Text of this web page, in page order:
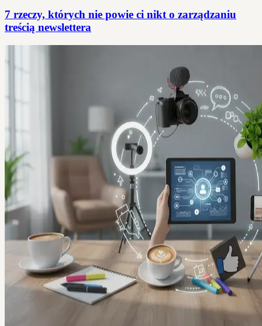
7 rzeczy, których nie powie ci nikt o zarządzaniu
treścią newslettera